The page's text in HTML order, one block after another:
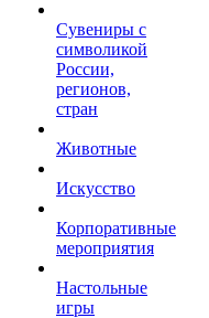
Сувениры с
символикой
России,
регионов,
стран
Животные
Искусство
Корпоративные
мероприятия
Настольные
игры